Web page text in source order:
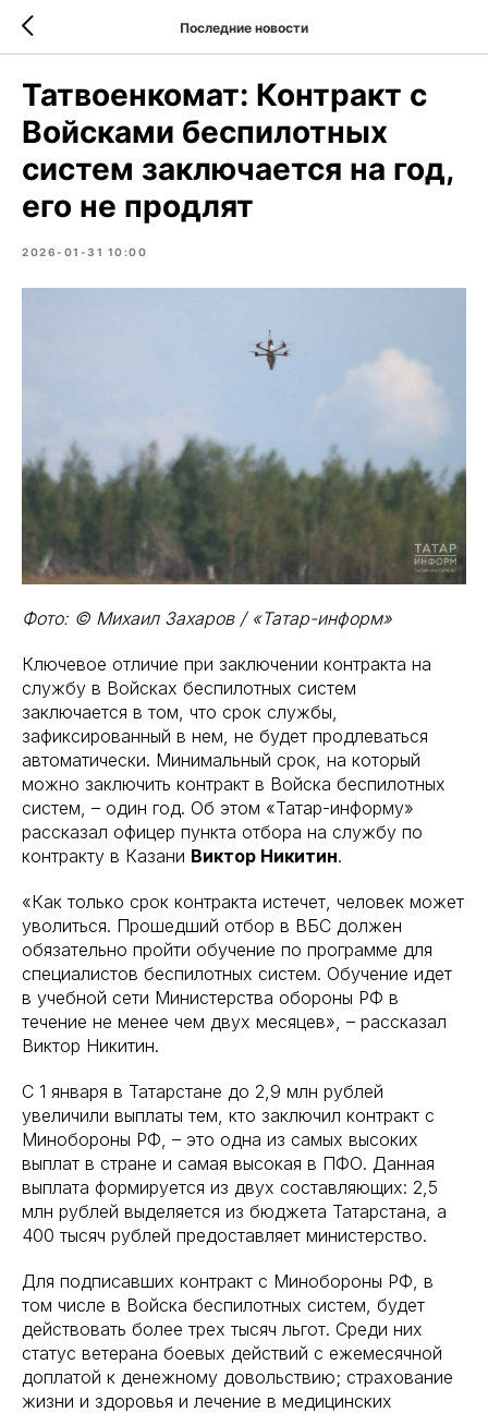
Последние новости
Татвоенкомат: Контракт с
Войсками беспилотных
систем заключается на год,
его не продлят
2026-01-31 10:00
Фото: © Михаил Захаров / «Татар-информ»
Ключевое отличие при заключении контракта на
службу в Войсках беспилотных систем
заключается в том, что срок службы,
зафиксированный в нем, не будет продлеваться
автоматически. Минимальный срок, на который
можно заключить контракт в Войска беспилотных
систем, – один год. Об этом «Татар-информу»
рассказал офицер пункта отбора на службу по
контракту в Казани Виктор Никитин.
«Как только срок контракта истечет, человек может
уволиться. Прошедший отбор в ВБС должен
обязательно пройти обучение по программе для
специалистов беспилотных систем. Обучение идет
в учебной сети Министерства обороны РФ в
течение не менее чем двух месяцев», – рассказал
Виктор Никитин.
С 1 января в Татарстане до 2,9 млн рублей
увеличили выплаты тем, кто заключил контракт с
Минобороны РФ, – это одна из самых высоких
выплат в стране и самая высокая в ПФО. Данная
выплата формируется из двух составляющих: 2,5
млн рублей выделяется из бюджета Татарстана, а
400 тысяч рублей предоставляет министерство.
Для подписавших контракт с Минобороны РФ, в
том числе в Войска беспилотных систем, будет
действовать более трех тысяч льгот. Среди них
статус ветерана боевых действий с ежемесячной
доплатой к денежному довольствию; страхование
жизни и здоровья и лечение в медицинских